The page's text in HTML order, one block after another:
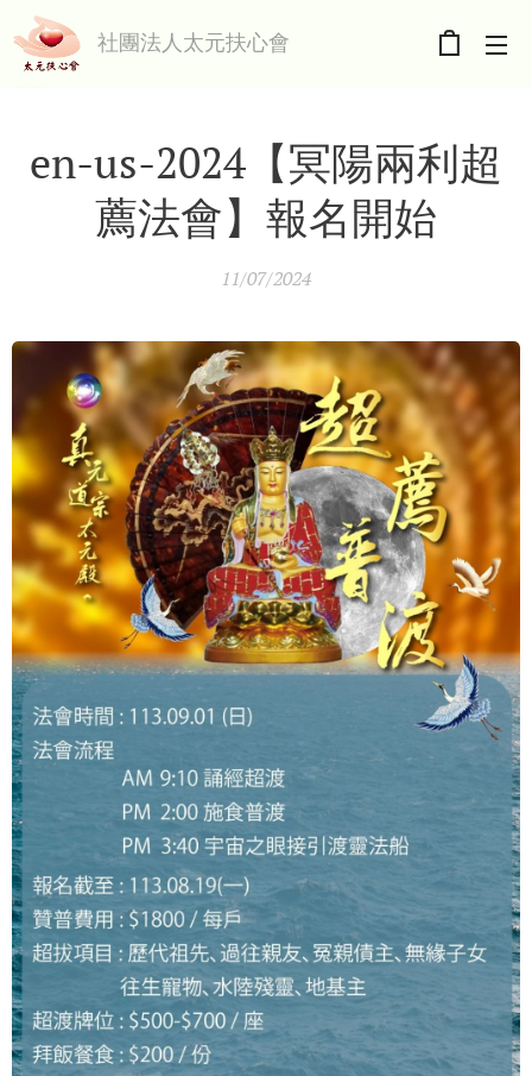
社團法人太元扶心會
en-us-2024【冥陽兩利超
薦法會】報名開始
11/07/2024